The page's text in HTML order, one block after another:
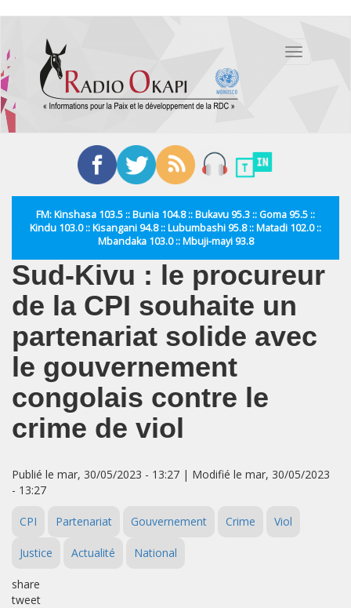
contenu
principal
Toggle
FM: Kinshasa 103.5 :: Bunia 104.8 :: Bukavu 95.3 :: Goma 95.5 ::
Kindu 103.0 :: Kisangani 94.8 :: Lubumbashi 95.8 :: Matadi 102.0 ::
Mbandaka 103.0 :: Mbuji-mayi 93.8
Sud-Kivu : le procureur
de la CPI souhaite un
partenariat solide avec
le gouvernement
congolais contre le
crime de viol
Publié le mar, 30/05/2023 - 13:27 | Modifié le mar, 30/05/2023
- 13:27
CPI Partenariat Gouvernement Crime Viol
Justice Actualité National
share
tweet